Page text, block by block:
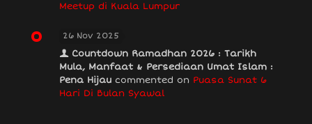
Meetup di Kuala Lumpur
26 Nov 2025
Countdown Ramadhan 2026 : Tarikh
Mula, Manfaat & Persediaan Umat Islam :
Pena Hijau commented on Puasa Sunat 6
Hari Di Bulan Syawal